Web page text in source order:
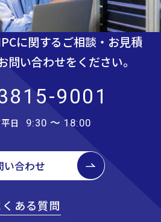
に関するご相談・お見積
問い合わせをください。
9001
日 9:30 〜 18:00
い合わせ
くある質問